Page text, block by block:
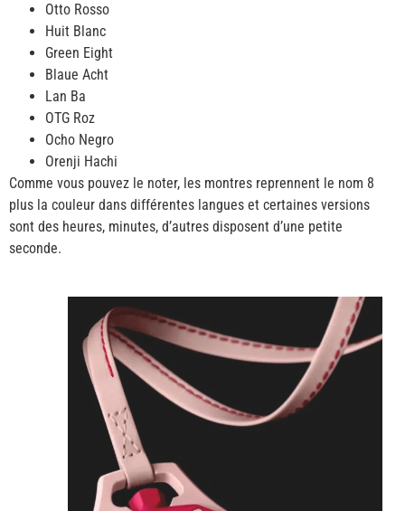
Otto Rosso
Huit Blanc
Green Eight
Blaue Acht
Lan Ba
OTG Roz
Ocho Negro
Orenji Hachi
Comme vous pouvez le noter, les montres reprennent le nom 8
plus la couleur dans différentes langues et certaines versions
sont des heures, minutes, d’autres disposent d’une petite
seconde.